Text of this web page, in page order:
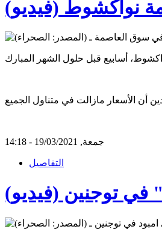
نواكشوط (فيديو)
جمعة, 19/03/2021 - 14:18
التفاصيل
في توجنين (فيديو)